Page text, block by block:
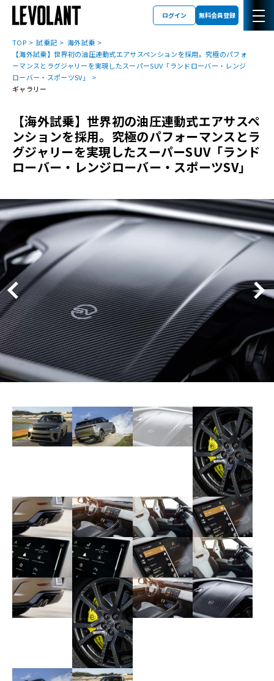
ログイン 無料会員登録
TOP 試乗記
海外試乗
【海外試乗】世界初の油圧連動式エアサスペンションを採用。究極のパフォ
ーマンスとラグジャリーを実現したスーパーSUV「ランドローバー・レンジ
ローバー・スポーツSV」
ギャラリー
【海外試乗】世界初の油圧連動式エアサスペ
ンションを採用。究極のパフォーマンスとラ
グジャリーを実現したスーパーSUV「ランド
ローバー・レンジローバー・スポーツSV」